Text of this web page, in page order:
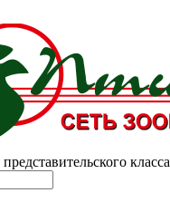
класса